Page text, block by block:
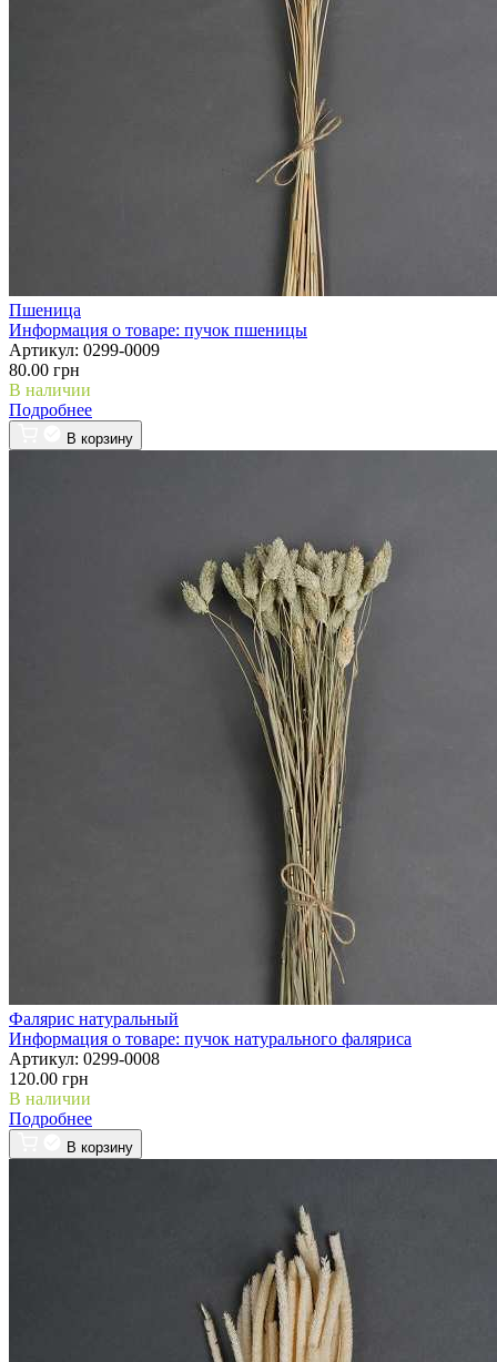
Пшеница
Информация о товаре: пучок пшеницы
Артикул: 0299-0009
80.00 грн
В наличии
Подробнее
В корзину
Фалярис натуральный
Информация о товаре: пучок натурального фаляриса
Артикул: 0299-0008
120.00 грн
В наличии
Подробнее
В корзину